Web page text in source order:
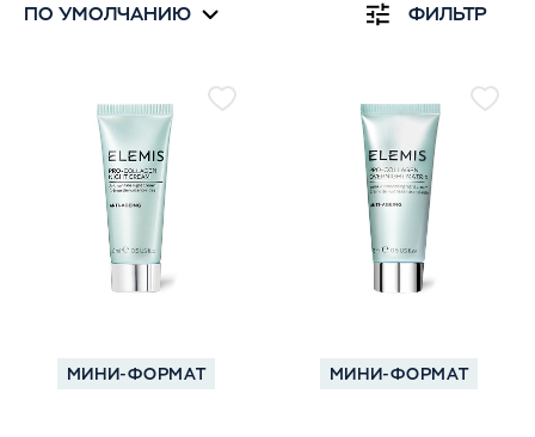
ПО УМОЛЧАНИЮ ФИЛЬТР
МИНИ-ФОРМАТ МИНИ-ФОРМАТ